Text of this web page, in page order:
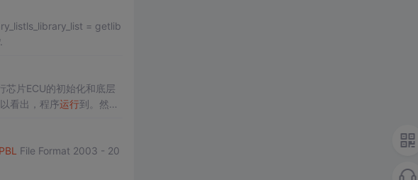
= getlib
芯片ECU的初始化和底层
看出，程序运行到。然后
PBL File Format 2003 - 20